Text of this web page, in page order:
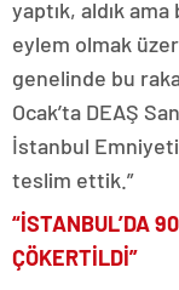
yaptık, aldık
eylem olmak
genelinde bu
Ocak’ta DEAŞ
İstanbul
teslim ettik.”
“İSTANBUL’DA
ÇÖKERTİLDİ”